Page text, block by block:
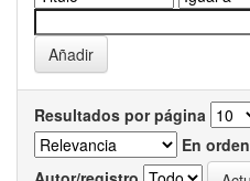
Resultados por página
En orden